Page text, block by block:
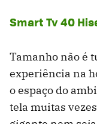
Smart Tv 40
Tamanho não é
experiência na
o espaço do
tela muitas